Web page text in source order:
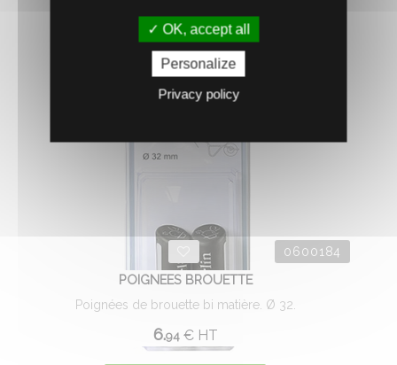
0600184
POIGNEES BROUETTE
Poignées de brouette bi matière. Ø 32.
6.94 €HT
OK, accept all
Personalize
Privacy policy